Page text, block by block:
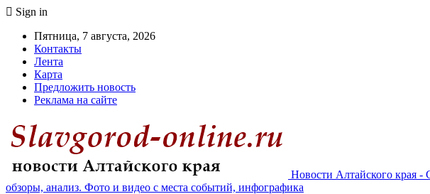
Sign in
Пятница, 7 августа, 2026
Контакты
Лента
Карта
Предложить новость
Реклама на сайте
Новости Алтайского края -
обзоры, анализ. Фото и видео с места событий, инфографика